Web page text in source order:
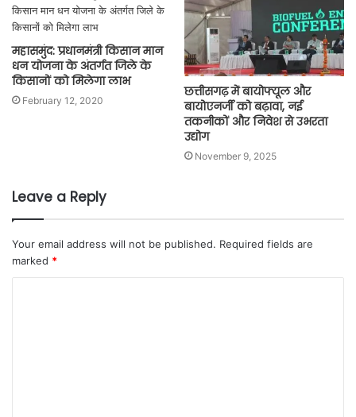
महासमुंद: प्रधानमंत्री किसान मान
धन योजना के अंतर्गत जिले के
किसानों को मिलेगा लाभ
February 12, 2020
छत्तीसगढ़ में बायोफ्यूल और
बायोएनर्जी को बढ़ावा, नई
तकनीकों और निवेश से उभरता
उद्योग
November 9, 2025
Leave a Reply
Your email address will not be published. Required fields are
marked *